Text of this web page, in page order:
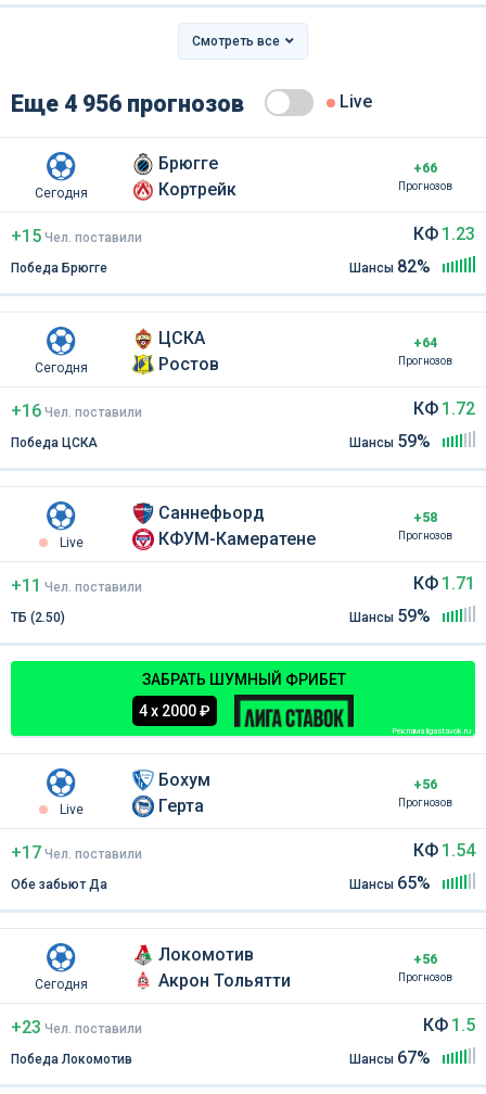
Смотреть все
Еще 4 956 прогнозов Live
Сегодня
Брюгге
Кортрейк
+66
Прогнозов
+15 Чел поставили
Победа Брюгге
КФ 1.23
Шансы 82%
Сегодня
ЦСКА
Ростов
+64
Прогнозов
+16 Чел поставили
Победа ЦСКА
КФ 1.72
Шансы 59%
Live
Саннефьорд
КФУМ-Камератене
+58
Прогнозов
+11 Чел поставили
ТБ (2.50)
КФ 1.71
Шансы 59%
ЗАБРАТЬ ШУМНЫЙ ФРИБЕТ
4 х 2000 ₽
Реклама ligastavok.ru
Live
Бохум
Герта
+56
Прогнозов
+17 Чел поставили
Обе забьют Да
КФ 1.54
Шансы 65%
Сегодня
Локомотив
Акрон Тольятти
+56
Прогнозов
+23 Чел поставили
Победа Локомотив
КФ 1.5
Шансы 67%